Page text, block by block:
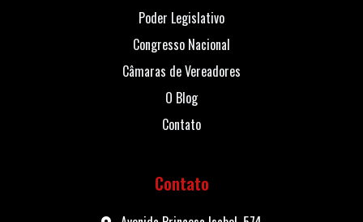
Poder Legislativo
Congresso Nacional
Câmaras de Vereadores
O Blog
Contato
Contato